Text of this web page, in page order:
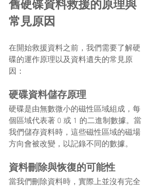
舊硬碟資料救援的原理與
常見原因
在開始救援資料之前，我們需要了解硬
碟的運作原理以及資料遺失的常見原
因：
硬碟資料儲存原理
硬碟是由無數微小的磁性區域組成，每
個區域代表著 0 或 1 的二進制數據。當
我們儲存資料時，這些磁性區域的磁場
方向會被改變，以記錄不同的數據。
資料刪除與恢復的可能性
當我們刪除資料時，實際上並沒有完全